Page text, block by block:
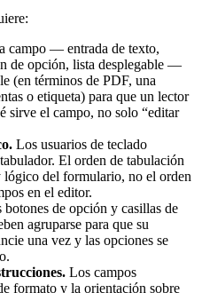
campo — entrada de texto,
de opción, lista desplegable —
(en términos de PDF, una
o etiqueta) para que un lector
sirve el campo, no solo “editar
Los usuarios de teclado
El orden de tabulación
del formulario, no el orden
en el editor.
botones de opción y casillas de
agruparse para que su
una vez y las opciones se
Los campos
formato y la orientación sobre